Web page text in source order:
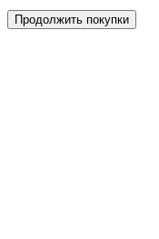
Продолжить покупки